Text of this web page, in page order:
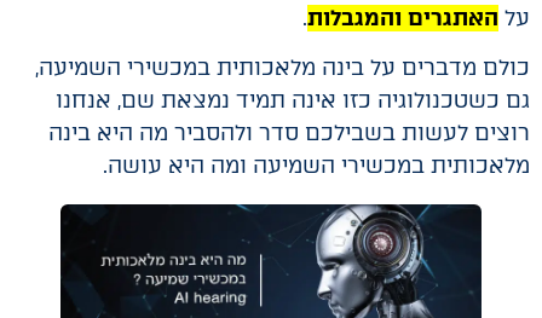
על האתגרים והמגבלות.
כולם מדברים על בינה מלאכותית במכשירי השמיעה,
גם כשטכנולוגיה כזו אינה תמיד נמצאת שם, אנחנו
רוצים לעשות בשבילכם סדר ולהסביר מה היא בינה
מלאכותית במכשירי השמיעה ומה היא עושה.